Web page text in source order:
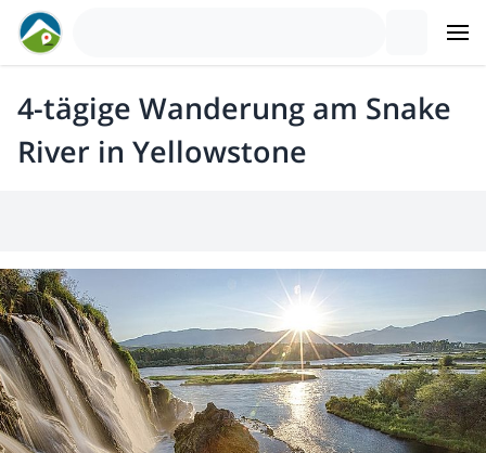
4-tägige Wanderung am Snake
River in Yellowstone